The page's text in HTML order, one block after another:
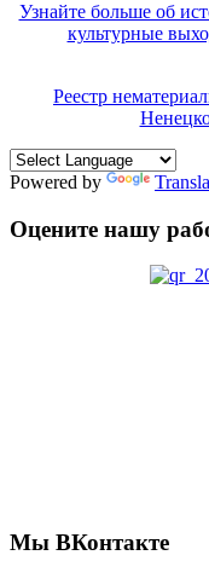
Узнайте больше об
культурные
Реестр
Powered by
Оцените нашу
Мы ВКонтакте